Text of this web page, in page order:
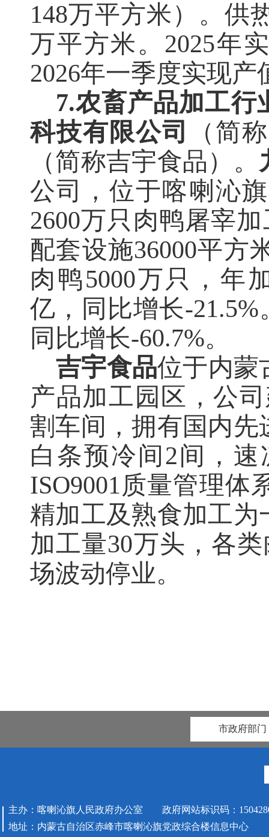
148万平方米）。供
万平方米。2025年
2026年一季度实现产
7.农畜产品加工
科技有限公司
（简
（简称吉宇食品）。
公司，位于喀喇沁
2600万只肉鸭屠宰
配套设施36000平方
肉鸭5000万只，年
亿，同比增长-
同比增长-60.7%。
吉宇食品位于内蒙
产品加工园区，公
割车间，拥有国内
白条预冷间2间，速
ISO9001质量管理体
精加工及熟食加工
加工量30万头， 各
场波动停业。
市政府部门
主办：喀喇沁旗人民政府办公室 政府网站标识码：
地址：内蒙古自治区赤峰市喀喇沁旗党政综合楼信息中心